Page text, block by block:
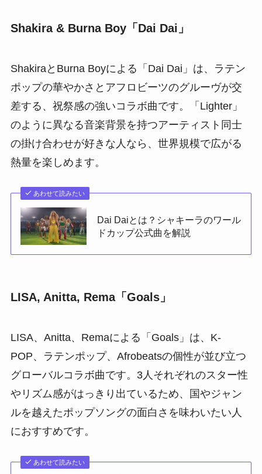
Shakira & Burna Boy「Dai Dai」
ShakiraとBurna Boyによる「Dai Dai」は、ラテン
ポップの華やかさとアフロビーツのグルーヴが交
差する、祝祭感の強いコラボ曲です。「Lighter」
のように異なる音楽背景を持つアーティスト同士
の掛け合わせが好きな人なら、世界規模で広がる
熱量を楽しめます。
あわせて読みたい
Dai Daiとは？シャキーラのワール
ドカップ公式曲を解説
LISA, Anitta, Rema「Goals」
LISA、Anitta、Remaによる「Goals」は、K-
POP、ラテンポップ、Afrobeatsの個性が並び立つ
グローバルコラボ曲です。3人それぞれのスター性
やリズム感がはっきり出ているため、国やジャン
ルを越えたポップソングの面白さを味わいたい人
におすすめです。
あわせて読みたい